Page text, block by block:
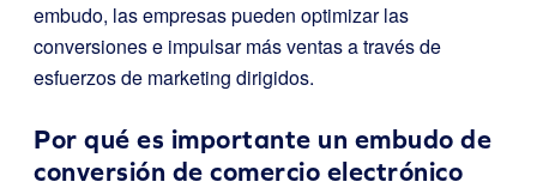
embudo, las empresas pueden optimizar las
conversiones e impulsar más ventas a través de
esfuerzos de marketing dirigidos.
Por qué es importante un embudo de
conversión de comercio electrónico